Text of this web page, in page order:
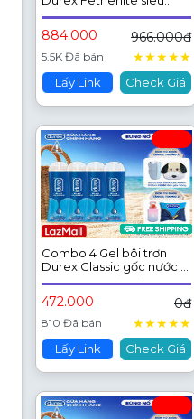
mỏng, size 52.5mm, 12
bao/hộp
884.000 966.000đ
5.5K Đã bán ★★★★★
Lấy Link Check Giá
Combo 4 Gel bôi trơn
Durex Classic gốc nước -
Bao bì mới, cải tiến công
thức thêm mượt mà,
50ML/chai
472.000 0đ
810 Đã bán ★★★★★
Lấy Link Check Giá